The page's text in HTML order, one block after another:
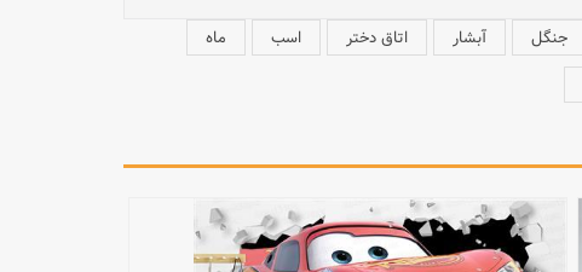
جنگل آبشار اتاق دختر اسب
ماه